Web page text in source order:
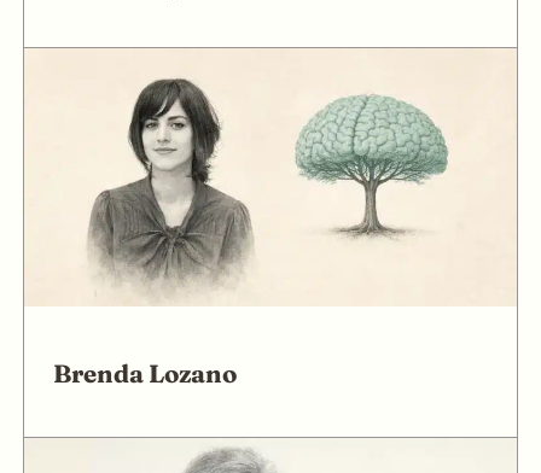
Brenda Lozano